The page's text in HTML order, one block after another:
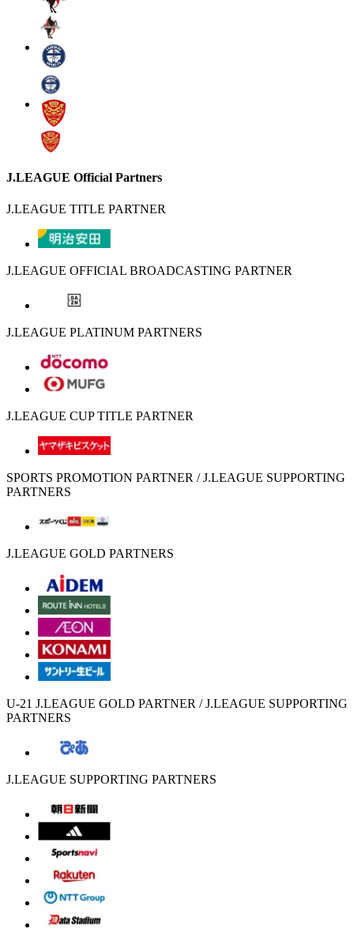
J.LEAGUE Official Partners
J.LEAGUE TITLE PARTNER
J.LEAGUE OFFICIAL BROADCASTING PARTNER
J.LEAGUE PLATINUM PARTNERS
J.LEAGUE CUP TITLE PARTNER
SPORTS PROMOTION PARTNER / J.LEAGUE SUPPORTING
PARTNERS
J.LEAGUE GOLD PARTNERS
U-21 J.LEAGUE GOLD PARTNER / J.LEAGUE SUPPORTING
PARTNERS
J.LEAGUE SUPPORTING PARTNERS